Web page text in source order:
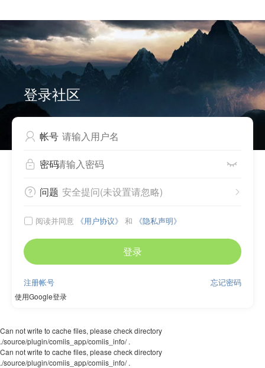
Can not write to cache files, please check directory
./source/plugin/comiis_app/comiis_info/ .
登录社区
 帐号
 密码 
 问题 
安全提问(未设置请忽略)
 阅读并同意 《用户协议》 和 《隐私声明》
登录
忘记密码
注册帐号
使用Google登录
Can not write to cache files, please check directory
./source/plugin/comiis_app/comiis_info/ .
Can not write to cache files, please check directory
./source/plugin/comiis_app/comiis_info/ .